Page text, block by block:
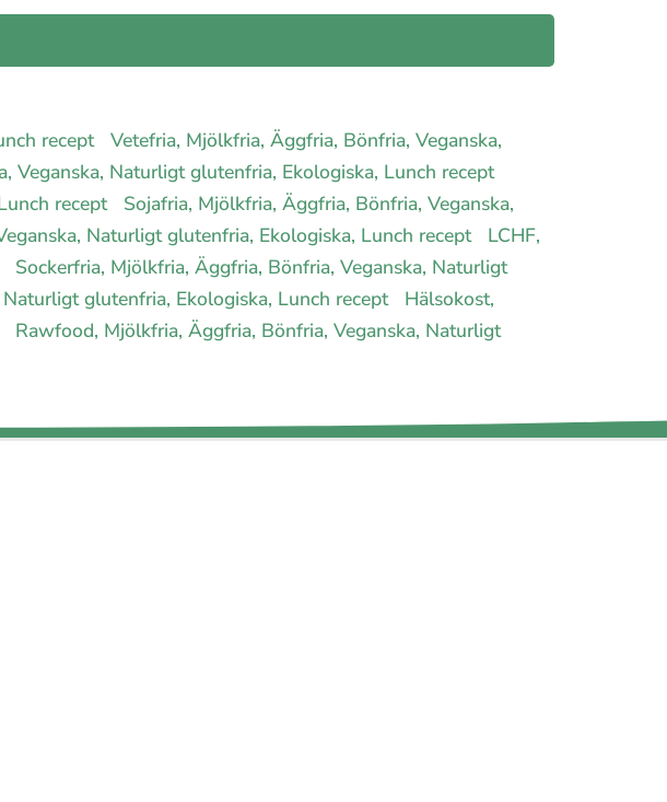
recept Vetefria, Mjölkfria, Äggfria, Bönfria, Veganska,
Veganska, Naturligt glutenfria, Ekologiska, Lunch recept
recept
Sojafria, Mjölkfria, Äggfria, Bönfria, Veganska,
Naturligt glutenfria, Ekologiska, Lunch recept
LCHF,
Sockerfria, Mjölkfria, Äggfria, Bönfria, Veganska, Naturligt
glutenfria, Ekologiska, Lunch recept
Hälsokost,
Rawfood, Mjölkfria, Äggfria, Bönfria, Veganska, Naturligt